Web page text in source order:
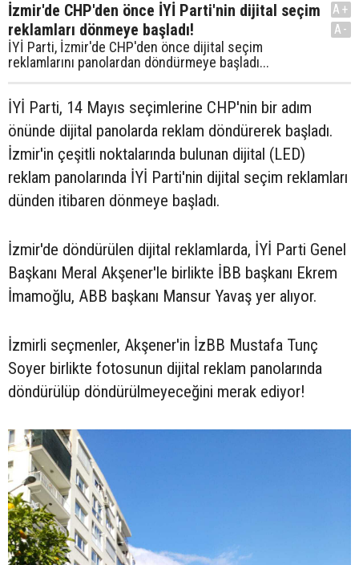
İzmir'de CHP'den önce İYİ Parti'nin dijital seçim
reklamları dönmeye başladı!
İYİ Parti, İzmir'de CHP'den önce dijital seçim
reklamlarını panolardan döndürmeye başladı...
A+
A-
İYİ Parti, 14 Mayıs seçimlerine CHP'nin bir adım
önünde dijital panolarda reklam döndürerek başladı.
İzmir'in çeşitli noktalarında bulunan dijital (LED)
reklam panolarında İYİ Parti'nin dijital seçim reklamları
dünden itibaren dönmeye başladı.
İzmir'de döndürülen dijital reklamlarda, İYİ Parti Genel
Başkanı Meral Akşener'le birlikte İBB başkanı Ekrem
İmamoğlu, ABB başkanı Mansur Yavaş yer alıyor.
İzmirli seçmenler, Akşener'in İzBB Mustafa Tunç
Soyer birlikte fotosunun dijital reklam panolarında
döndürülüp döndürülmeyeceğini merak ediyor!